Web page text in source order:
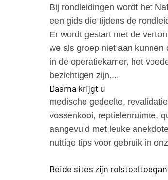
Bij rondleidingen wordt het
een gids die tijdens de
Er wordt gestart met de
we als groep niet aan kunnen
in de operatiekamer, het
bezichtigen zijn....
Daarna krijgt u
medische gedeelte,
vossenkooi, reptielenruimte,
aangevuld met leuke
nuttige tips voor gebruik in
Beide sites zijn